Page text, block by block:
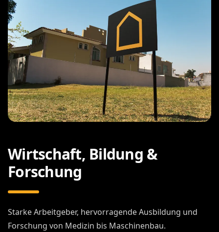
Wirtschaft, Bildung &
Forschung
Starke Arbeitgeber, hervorragende Ausbildung und
Forschung von Medizin bis Maschinenbau.